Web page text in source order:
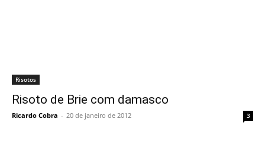
Risotos
Risoto de Brie com damasco
Ricardo Cobra - 20 de janeiro de 2012 3